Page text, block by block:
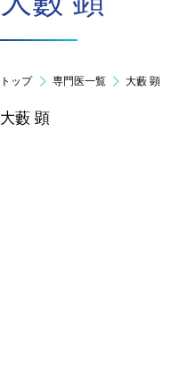
トップ 専門医一覧 大藪 顕
大藪 顕